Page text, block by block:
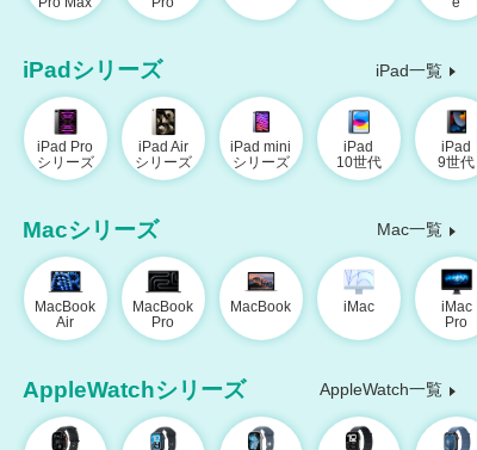
iPadシリーズ iPad一覧
iPad Pro
シリーズ
iPad Air
シリーズ
iPad mini
シリーズ
iPad
10世代
iPad
9世代
Macシリーズ Mac一覧
MacBook
Air
MacBook
Pro
MacBook iMac
iMac
Pro
AppleWatchシリーズ AppleWatch一覧